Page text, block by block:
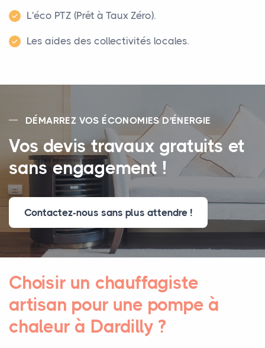
L'éco PTZ (Prêt à Taux Zéro).
Les aides des collectivités locales.
DÉMARREZ VOS ÉCONOMIES D'ÉNERGIE
Vos devis travaux gratuits et
sans engagement !
Contactez-nous sans plus attendre !
Choisir un chauffagiste
artisan pour une pompe à
chaleur à Dardilly ?